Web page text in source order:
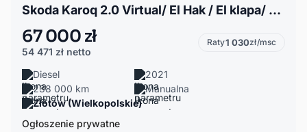
Skoda Karoq 2.0 Virtual/ El Hak / El klapa/ 2 kpl kół / Kubełkowe fotele / Jedyna taka
67 000 zł
54 471 zł netto
Raty1 030zł/msc
Diesel
2021
238 000 km
Manualna
Złotów (Wielkopolskie)
Ogłoszenie prywatne